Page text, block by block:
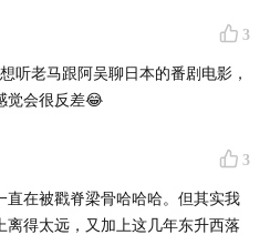
帮》《女神们》
式
3
听老马跟阿吴聊日本的番剧电影，
觉会很反差😂
3
直在被戳脊梁骨哈哈哈。但其实我
离得太远，又加上这几年东升西落